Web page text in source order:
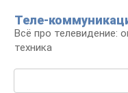
контенту
Теле-
Всё про телевидение:
техника